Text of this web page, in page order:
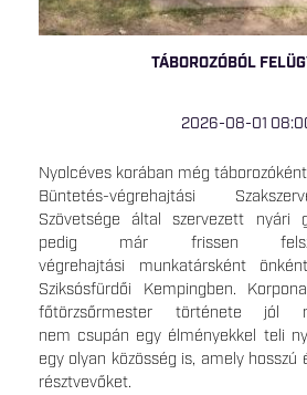
TÁBOROZÓBÓL
2026-08-01
Nyolcéves korában még
Büntetés-végrehajtási
Szövetsége által szervezett nyári
pedig már frissen
végrehajtási munkatársként
Sziksósfürdői Kempingben.
főtörzsőrmester története jól
nem csupán egy élményekkel teli
egy olyan közösség is, amely hosszú
résztvevőket.